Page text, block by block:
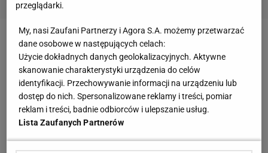
W decydującej partii Williams prowadziła już 3:0, ale
23-letnia Rumunka odrobiła straty i dopiero od stanu
5:5 przegrała dwa decydujące gemy.
Wcześniej do finału awansowała Suarez-Navarro
(WTA 12) po łatwej wygranej z Petković (WTA 10).
Hiszpanka przez cały mecz nie dała rywalce ani
przeglądarki.
My, nasi Zaufani Partnerzy i Agora S.A. możemy przetwarzać
dane osobowe w następujących celach:
Użycie dokładnych danych geolokalizacyjnych. Aktywne
skanowanie charakterystyki urządzenia do celów
identyfikacji. Przechowywanie informacji na urządzeniu lub
dostęp do nich. Spersonalizowane reklamy i treści, pomiar
reklam i treści, badnie odbiorców i ulepszanie usług.
Lista Zaufanych Partnerów